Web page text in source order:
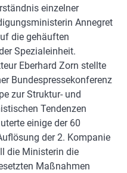
einzelner
Annegret
die gehäuften
Spezialeinheit.
Eberhard Zorn stellte
Bundespressekonferenz
zur Struktur- und
Tendenzen
einige der 60
der 2. Kompanie
die Ministerin die
Maßnahmen